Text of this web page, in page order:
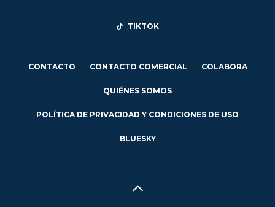
TIKTOK
CONTACTO CONTACTO COMERCIAL COLABORA
QUIÉNES SOMOS
POLÍTICA DE PRIVACIDAD Y CONDICIONES DE USO
BLUESKY